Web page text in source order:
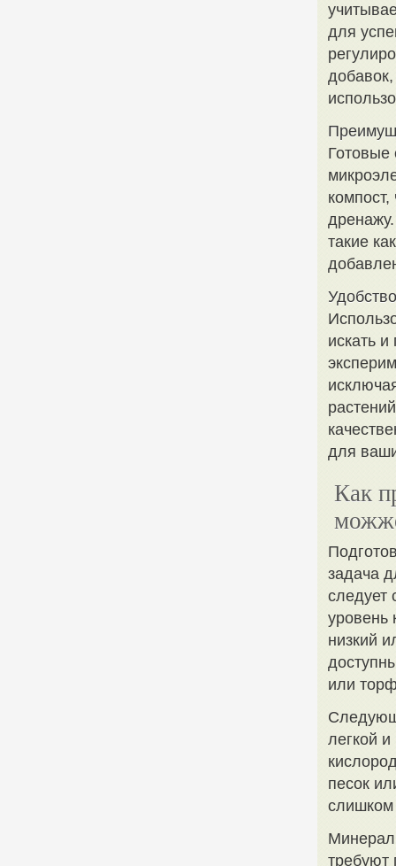
для
Готовые
такие
искать
для
Как
задача
следует
уровень
низкий
или
легкой
песок
слишком
требуют